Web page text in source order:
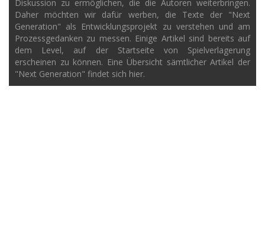
Diskussion zu ermöglichen, die die Autoren weiterbringen.
Daher möchten wir dafür werben, die Texte der "Next
Generation" als Entwicklungsprojekt zu verstehen und am
Prozessgedanken zu messen. Einige Artikel sind bereits auf
dem Level, auf der Startseite von Spielverlagerung
erscheinen zu können. Eine Übersicht sämtlicher Artikel der
"Next Generation" findet sich hier.